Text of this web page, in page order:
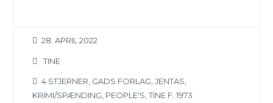
28. APRIL 2022
TINE
4 STJERNER, GADS FORLAG,JENTAS,
KRIMI/SPÆNDING, PEOPLE'S,TINE F. 1973